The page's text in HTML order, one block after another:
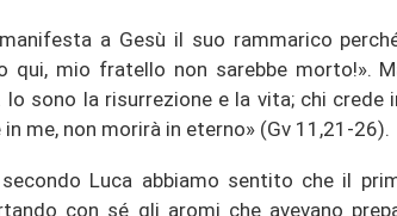
a Gesù il suo rammarico
qui, mio fratello non sarebbe morto!».
sono la risurrezione e la vita; chi crede
me, non morirà in eterno» (Gv 11,21-26).
Luca abbiamo sentito che il
con sé gli aromi che avevano